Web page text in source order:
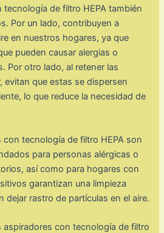
de filtro HEPA también
Por un lado, contribuyen a
en nuestros hogares, ya que
pueden causar alergias o
Por otro lado, al retener las
evitan que estas se dispersen
lo que reduce la necesidad de
tecnología de filtro HEPA son
para personas alérgicas o
así como para hogares con
garantizan una limpieza
dejar rastro de partículas en el aire.
aspiradores con tecnología de filtro